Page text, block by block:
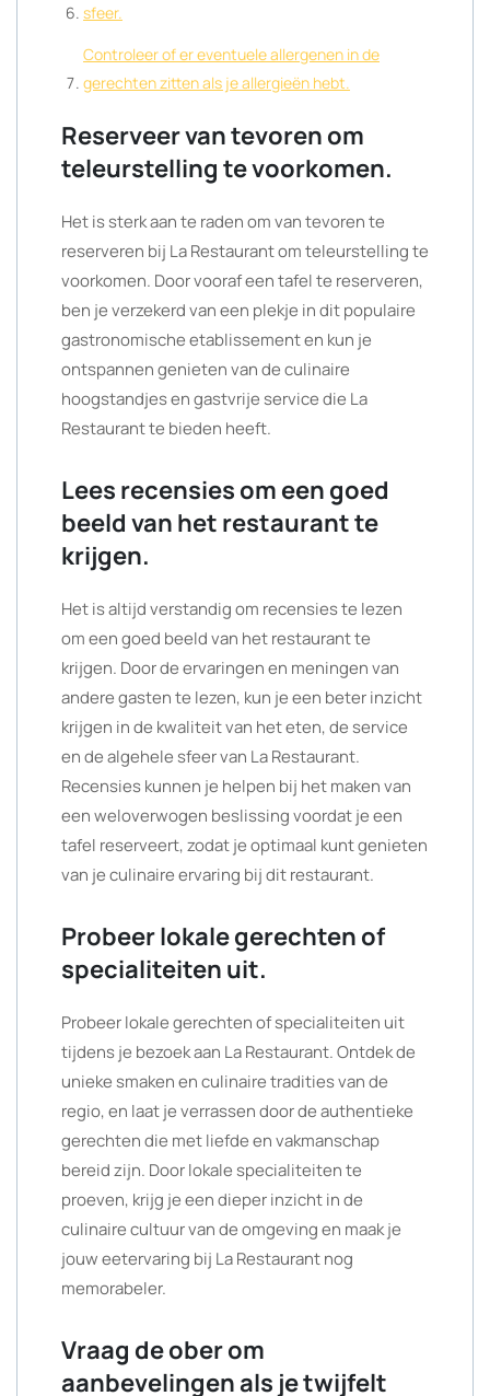
sfeer.
Controleer of er eventuele allergenen in de
gerechten zitten als je allergieën hebt.
Reserveer van tevoren om
teleurstelling te voorkomen.
Het is sterk aan te raden om van tevoren te
reserveren bij La Restaurant om teleurstelling te
voorkomen. Door vooraf een tafel te reserveren,
ben je verzekerd van een plekje in dit populaire
gastronomische etablissement en kun je
ontspannen genieten van de culinaire
hoogstandjes en gastvrije service die La
Restaurant te bieden heeft.
Lees recensies om een goed
beeld van het restaurant te
krijgen.
Het is altijd verstandig om recensies te lezen
om een goed beeld van het restaurant te
krijgen. Door de ervaringen en meningen van
andere gasten te lezen, kun je een beter inzicht
krijgen in de kwaliteit van het eten, de service
en de algehele sfeer van La Restaurant.
Recensies kunnen je helpen bij het maken van
een weloverwogen beslissing voordat je een
tafel reserveert, zodat je optimaal kunt genieten
van je culinaire ervaring bij dit restaurant.
Probeer lokale gerechten of
specialiteiten uit.
Probeer lokale gerechten of specialiteiten uit
tijdens je bezoek aan La Restaurant. Ontdek de
unieke smaken en culinaire tradities van de
regio, en laat je verrassen door de authentieke
gerechten die met liefde en vakmanschap
bereid zijn. Door lokale specialiteiten te
proeven, krijg je een dieper inzicht in de
culinaire cultuur van de omgeving en maak je
jouw eetervaring bij La Restaurant nog
memorabeler.
Vraag de ober om
aanbevelingen als je twijfelt